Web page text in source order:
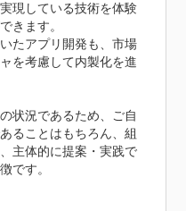
現している技術を体験
きます。
たアプリ開発も、市場
を考慮して内製化を進
状況であるため、ご自
ることはもちろん、組
主体的に提案・実践で
です。